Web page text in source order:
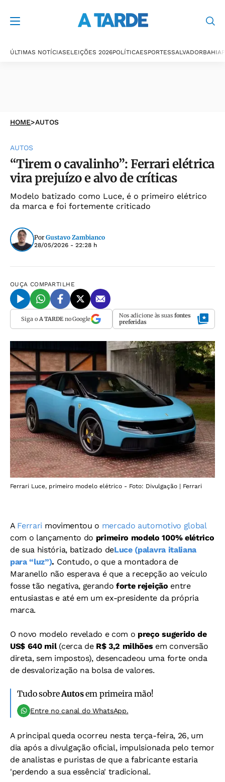
ÚLTIMAS NOTÍCIASELEIÇÕES 2026POLÍTICAESPORTESSALVADORBAHIA
HOME>AUTOS
AUTOS
“Tirem o cavalinho”: Ferrari elétrica
vira prejuízo e alvo de críticas
Modelo batizado como Luce, é o primeiro elétrico
da marca e foi fortemente criticado
Por Gustavo Zambianco
28/05/2026 - 22:28 h
OUÇA COMPARTILHE
Siga o A TARDEno Google Nos adicione às suas fontes
preferidas
Ferrari Luce, primeiro modelo elétrico - Foto: Divulgação | Ferrari
A Ferrari movimentou o mercado automotivo global
com o lançamento do primeiro modelo 100% elétrico
de sua história, batizado deLuce (palavra italiana
para “luz”). Contudo, o que a montadora de
Maranello não esperava é que a recepção ao veículo
fosse tão negativa, gerandoforte rejeição entre
entusiastas e até em um ex-presidente da própria
marca.
O novo modelo revelado e com o preço sugerido de
US$ 640 mil (cerca de R$ 3,2 milhões em conversão
direta, sem impostos), desencadeou uma forte onda
de desvalorização na bolsa de valores.
Tudo sobreAutosem primeira mão!
Entre no canal do WhatsApp.
A principal queda ocorreu nesta terça-feira, 26, um
dia após a divulgação oficial, impulsionada pelo temor
de analistas e puristas de que a fabricante estaria
'perdendo a sua essência' tradicional.